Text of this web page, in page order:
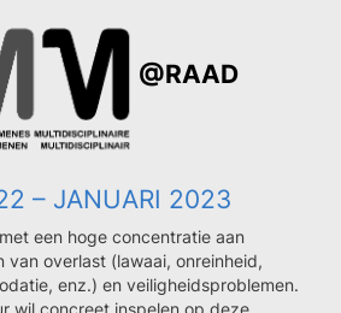
@RAAD
– JANUARI 2023
een hoge concentratie aan
van overlast (lawaai, onreinheid,
enz.) en veiligheidsproblemen.
wil concreet inspelen op deze